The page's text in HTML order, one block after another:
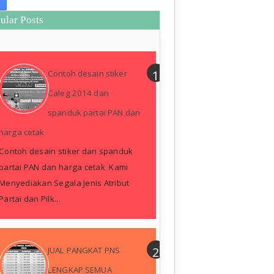
Posts
Contoh desain stiker
Caleg 2014 dan
spanduk partai PAN dan
cetak
desain stiker dan spanduk
PAN dan harga cetak Kami
Segala Jenis Atribut
dan Pilk...
JUAL PANGKAT PNS
LENGKAP SEMUA